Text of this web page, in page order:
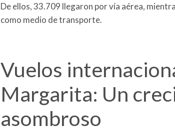
De ellos, 33.709 llegaron por vía aérea,
como medio de transporte.
Vuelos
Margarita: Un
asombroso